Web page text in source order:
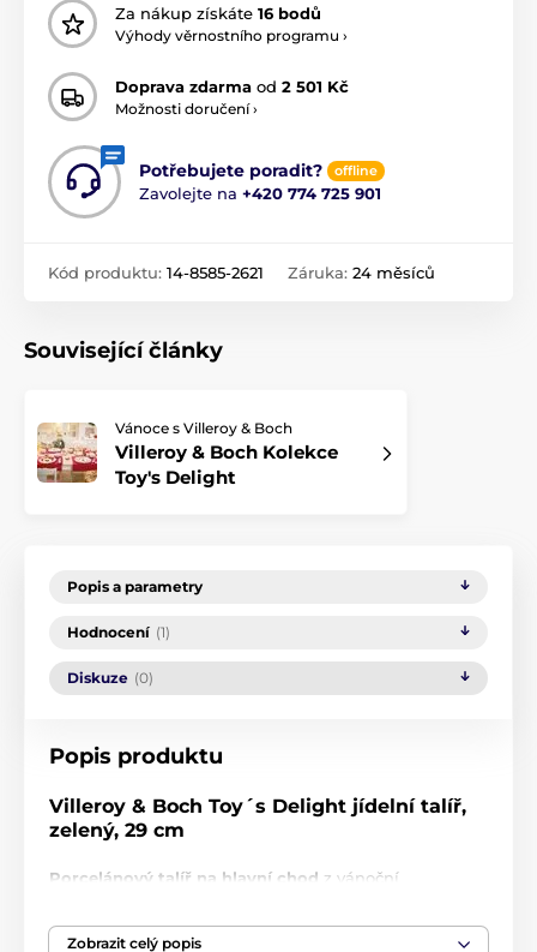
Za nákup získáte 16 bodů
Výhody věrnostního programu ›
Doprava zdarma od 2 501 Kč
Možnosti doručení ›
Potřebujete poradit? offline
Zavolejte na +420 774 725 901
Kód produktu: 14-8585-2621 Záruka: 24 měsíců
Související články
Vánoce s Villeroy & Boch
Villeroy & Boch Kolekce
Toy's Delight
Popis a parametry
Hodnocení (1)
Diskuze (0)
Popis produktu
Villeroy & Boch Toy´s Delight jídelní talíř,
zelený, 29 cm
Porcelánový talíř na hlavní chod z vánoční
porcelánu o průměru 29 cm. Zdobí jej zvlněný okraj
s výraznou červenou linkou a vánoční obrázky na
Zobrazit celý popis